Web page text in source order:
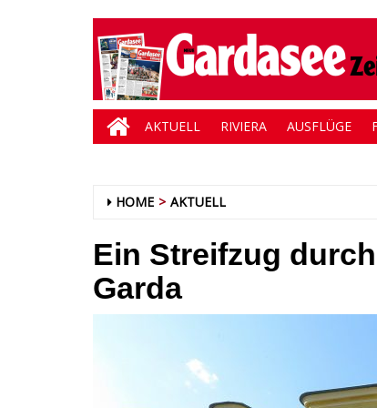
AKTUELL RIVIERA AUSFLÜGE
HOME AKTUELL
Ein Streifzug
Garda